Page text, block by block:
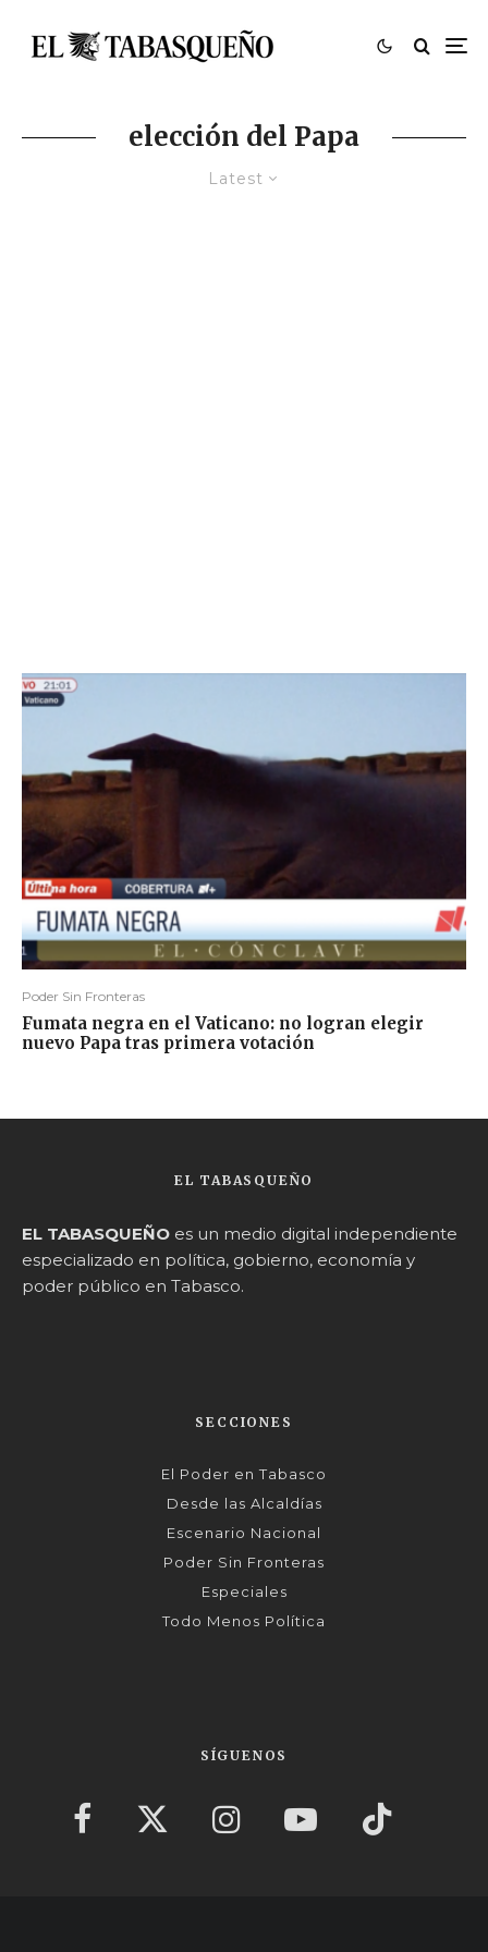
elección del Papa
Latest
Poder Sin Fronteras
Fumata negra en el Vaticano: no logran elegir
nuevo Papa tras primera votación
EL TABASQUEÑO
EL TABASQUEÑO es un medio digital independiente
especializado en política, gobierno, economía y
poder público en Tabasco.
SECCIONES
El Poder en Tabasco
Desde las Alcaldías
Escenario Nacional
Poder Sin Fronteras
Especiales
Todo Menos Política
SÍGUENOS